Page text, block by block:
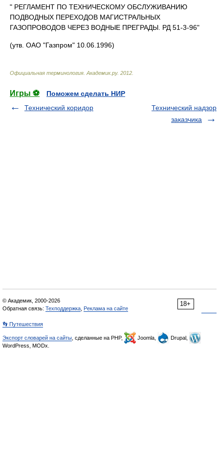
" РЕГЛАМЕНТ ПО ТЕХНИЧЕСКОМУ ОБСЛУЖИВАНИЮ
ПОДВОДНЫХ ПЕРЕХОДОВ МАГИСТРАЛЬНЫХ
ГАЗОПРОВОДОВ ЧЕРЕЗ ВОДНЫЕ ПРЕГРАДЫ. РД 51-3-96"
(утв. ОАО "Газпром" 10.06.1996)
Официальная терминология Академик.ру. 2012
Игры ⚽
Поможем сделать НИР
Технический коридор
Технический надзор
заказчика
18+
© Академик, 2000-2026
Обратная связь: Техподдержка Реклама на сайте
👣 Путешествия
Экспорт словарей на сайты , сделанные на PHP, Joomla,
Drupal,
WordPress, MODx.